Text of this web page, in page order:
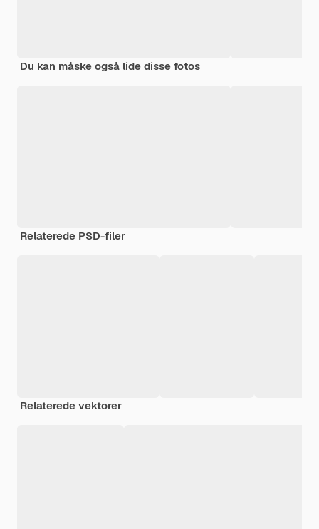
Du kan måske også lide disse fotos
Relaterede PSD-filer
Relaterede vektorer